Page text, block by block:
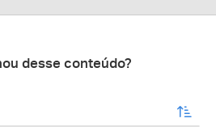
desse conteúdo?
enviar